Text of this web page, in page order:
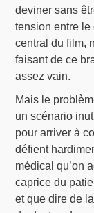
deviner sans
tension entre le
central du film,
faisant de ce
assez vain.
Mais le
un scénario
pour arriver à
défient
médical qu’on
caprice du
et que dire de